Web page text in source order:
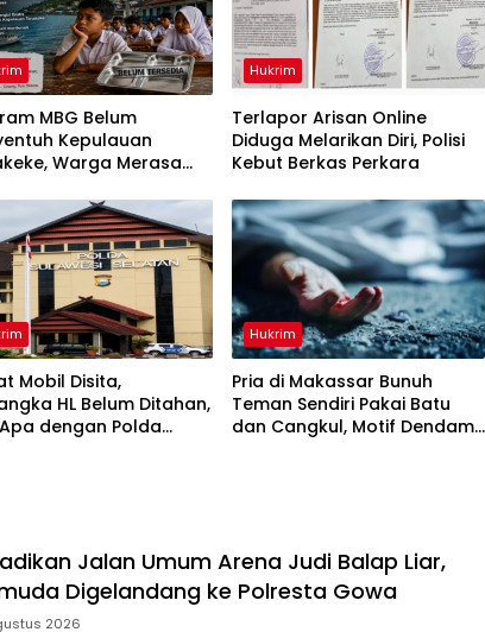
MBG Belum
Kepulauan
Warga Merasa
Hukrim
Terlapor Arisan Online
Diduga Melarikan Diri, Polisi
Kebut Berkas Perkara
Mobil Disita,
HL Belum Ditahan,
dengan Polda
Hukrim
Pria di Makassar Bunuh
Teman Sendiri Pakai Batu
dan Cangkul, Motif Dendam
Jalan Umum Arena Judi Balap Liar,
Digelandang ke Polresta Gowa
2026